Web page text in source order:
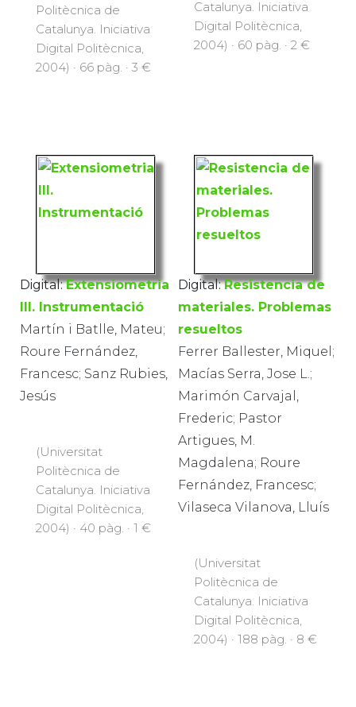
Politècnica de
Catalunya. Iniciativa
Digital Politècnica,
2004) · 66 pàg. · 3 €
Catalunya. Iniciativa
Digital Politècnica,
2004) · 60 pàg. · 2 €
Digital: Extensiometria
III. Instrumentació
Martín i Batlle, Mateu;
Roure Fernández,
Francesc; Sanz Rubies,
Jesús
(Universitat
Politècnica de
Catalunya. Iniciativa
Digital Politècnica,
2004) · 40 pàg. · 1 €
Digital: Resistencia de
materiales. Problemas
resueltos
Ferrer Ballester, Miquel;
Macías Serra, Jose L.;
Marimón Carvajal,
Frederic; Pastor
Artigues, M.
Magdalena; Roure
Fernández, Francesc;
Vilaseca Vilanova, Lluís
(Universitat
Politècnica de
Catalunya. Iniciativa
Digital Politècnica,
2004) · 188 pàg. · 8 €